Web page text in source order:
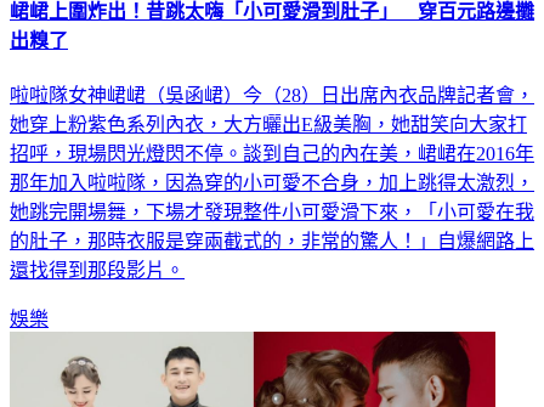
峮峮上圍炸出！昔跳太嗨「小可愛滑到肚子」 穿百元路邊攤
出糗了
啦啦隊女神峮峮（吳函峮）今（28）日出席內衣品牌記者會，
她穿上粉紫色系列內衣，大方曬出E級美胸，她甜笑向大家打
招呼，現場閃光燈閃不停。談到自己的內在美，峮峮在2016年
那年加入啦啦隊，因為穿的小可愛不合身，加上跳得太激烈，
她跳完開場舞，下場才發現整件小可愛滑下來，「小可愛在我
的肚子，那時衣服是穿兩截式的，非常的驚人！」自爆網路上
還找得到那段影片。
娛樂